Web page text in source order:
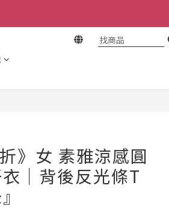
》女 素雅涼感圓
｜背後反光條T